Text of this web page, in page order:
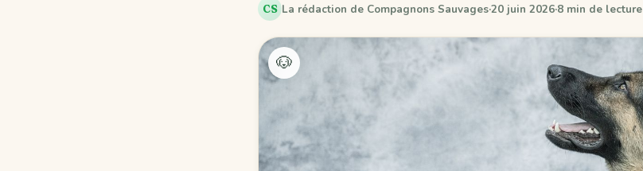
CS La rédaction de Compagnons Sauvages·20 juin 2026·8 min de lecture
🐶